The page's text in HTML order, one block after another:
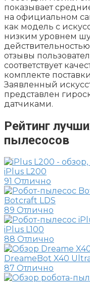
показывает
на официальном
как модель с
низким уровнем
отзывы
соответствует
комплекте
Заявленный
представлен
датчиками.
Рейтинг
пылесосов
iPlus L200
91 Отлично
Botcraft LDS
89 Отлично
iPlus L100
88 Отлично
DreameBot X40
87 Отлично